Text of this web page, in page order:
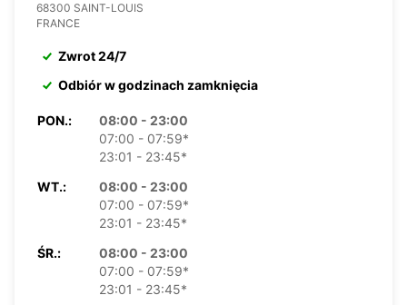
68300 SAINT-LOUIS
FRANCE
Zwrot 24/7
Odbiór w godzinach zamknięcia
PON.:
08:00 - 23:00
07:00 - 07:59*
23:01 - 23:45*
WT.:
08:00 - 23:00
07:00 - 07:59*
23:01 - 23:45*
ŚR.:
08:00 - 23:00
07:00 - 07:59*
23:01 - 23:45*